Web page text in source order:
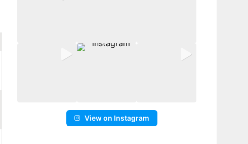
View on Instagram